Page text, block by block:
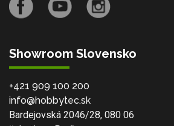
Showroom Slovensko
+421 909 100 200
info@hobbytec.sk
Bardejovská 2046/28, 080 06